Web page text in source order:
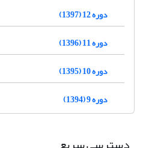
دوره 12 (1397)
دوره 11 (1396)
دوره 10 (1395)
دوره 9 (1394)